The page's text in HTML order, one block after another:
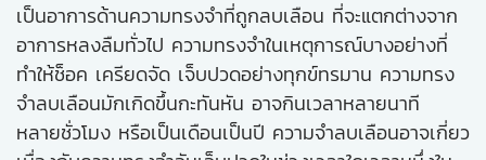
เป็นอาการด้านความทรงจำที่ถูกลบเลือน ที่จะแตกต่างจาก
อาการหลงลืมทั่วไป ความทรงจำในเหตุการณ์บางอย่างที่
ทำให้ช็อค เครียดจัด เจ็บปวดอย่างทุกข์ทรมาน ความทรง
จำลบเลือนมักเกิดขึ้นกะทันหัน อาจกินเวลาหลายนาที
หลายชั่วโมง หรือเป็นเดือนเป็นปี ความจำลบเลือนอาจเกี่ยว